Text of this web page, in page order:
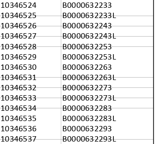
10346524
B0000632233
10346525
B0000632233L
10346526
B0000632243
10346527
B0000632243L
10346528
B0000632253
10346529
B0000632253L
10346530
B0000632263
10346531
B0000632263L
10346532
B0000632273
10346533
B0000632273L
10346534
B0000632283
10346535
B0000632283L
10346536
B0000632293
10346537
B0000632293L